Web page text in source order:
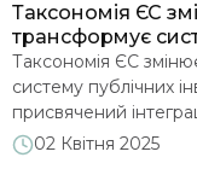
Таксономія ЄС
трансформує
Таксономія ЄС
систему публічних
присвячений
у систему
02 Квітня 2025